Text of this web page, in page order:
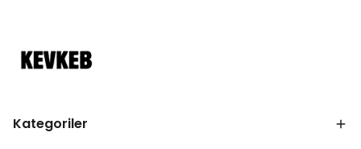
Kategoriler